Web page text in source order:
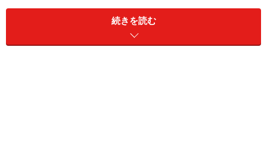
一度使うと手放せなくなる「サラダスピナ
続きを読む